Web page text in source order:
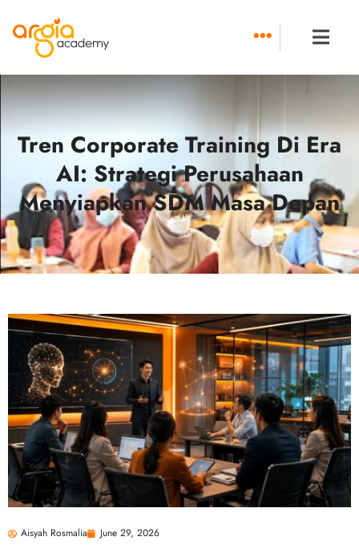
content
Tren Corporate Training Di Era
AI: Strategi Perusahaan
Menyiapkan SDM Masa Depan
Aisyah Rosmalia June 29, 2026